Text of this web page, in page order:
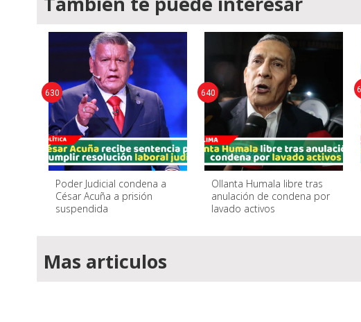
Poder Judicial condena a
César Acuña a prisión
suspendida
630
Ollanta Humala libre tras
anulación de condena por
lavado activos
640
Mas articulos